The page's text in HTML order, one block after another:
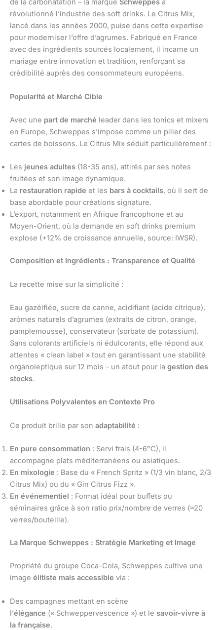
de la carbonatation – la marque Schweppes a
révolutionné l’industrie des soft drinks. Le Citrus Mix,
lancé dans les années 2000, puise dans cette expertise
pour moderniser l’offre d’agrumes. Fabriqué en France
avec des ingrédients sourcés localement, il incarne un
mariage entre innovation et tradition, renforçant sa
crédibilité auprès des consommateurs européens.
Popularité et Marché Cible
Avec une part de marché leader dans les tonics et mixers
en Europe, Schweppes s’impose comme un pilier des
cartes de boissons. Le Citrus Mix séduit particulièrement :
Les jeunes adultes (18-35 ans), attirés par ses notes
fruitées et son image dynamique.
La restauration rapide et les bars à cocktails, où il sert de
base abordable pour créations signature.
L’export, notamment en Afrique francophone et au
Moyen-Orient, où la demande en soft drinks premium
explose (+12% de croissance annuelle, source: IWSR).
Composition et Ingrédients : Transparence et Qualité
La recette mise sur la simplicité :
Eau gazéifiée, sucre de canne, acidifiant (acide citrique),
arômes naturels d’agrumes (extraits de citron, orange,
pamplemousse), conservateur (sorbate de potassium).
Sans colorants artificiels ni édulcorants, elle répond aux
attentes « clean label » tout en garantissant une stabilité
organoleptique sur 12 mois – un atout pour la gestion des
stocks.
Utilisations Polyvalentes en Contexte Pro
Ce produit brille par son adaptabilité :
En pure consommation : Servi frais (4-6°C), il
accompagne plats méditerranéens ou asiatiques.
En mixologie : Base du « French Spritz » (1/3 vin blanc, 2/3
Citrus Mix) ou du « Gin Citrus Fizz ».
En événementiel : Format idéal pour buffets ou
séminaires grâce à son ratio prix/nombre de verres (≈20
verres/bouteille).
La Marque Schweppes : Stratégie Marketing et Image
Propriété du groupe Coca-Cola, Schweppes cultive une
image élitiste mais accessible via :
Des campagnes mettant en scène
l’élégance (« Schweppervescence ») et le savoir-vivre à
la française.